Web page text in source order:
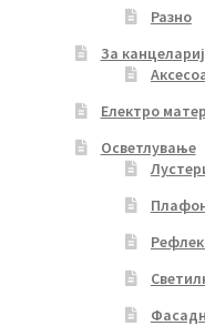
Разно
За
Електро
Осветлување